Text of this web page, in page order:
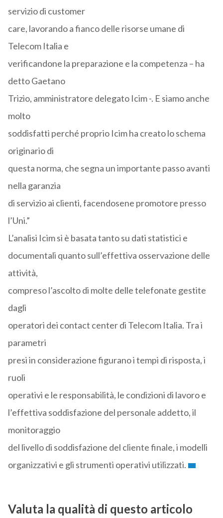
servizio di customer
care, lavorando a fianco delle risorse umane di
Telecom Italia e
verificandone la preparazione e la competenza – ha
detto Gaetano
Trizio, amministratore delegato Icim -. E siamo anche
molto
soddisfatti perché proprio Icim ha creato lo schema
originario di
questa norma, che segna un importante passo avanti
nella garanzia
di servizio ai clienti, facendosene promotore presso
l’Uni.”
L’analisi Icim si è basata tanto su dati statistici e
documentali quanto sull’effettiva osservazione delle
attività,
compreso l’ascolto di molte delle telefonate gestite
dagli
operatori dei contact center di Telecom Italia. Tra i
parametri
presi in considerazione figurano i tempi di risposta, i
ruoli
operativi e le responsabilità, le condizioni di lavoro e
l’effettiva soddisfazione del personale addetto, il
monitoraggio
del livello di soddisfazione del cliente finale, i modelli
organizzativi e gli strumenti operativi utilizzati.
Valuta la qualità di questo articolo